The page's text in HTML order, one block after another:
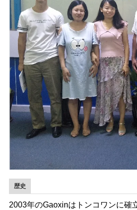
歴史
2003年のGaoxinはトンコワンに確